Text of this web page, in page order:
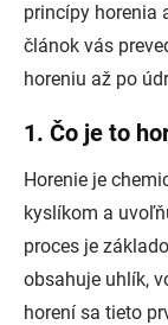
princípy horenia
článok vás
horeniu až po
1. Čo je to
Horenie je
kyslíkom a
proces je
obsahuje uhlík,
horení sa tieto